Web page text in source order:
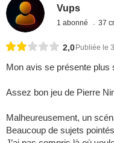
Vups
1 abonné 37
2,0 Publiée le
Mon avis se présente plus
Assez bon jeu de Pierre
Malheureusement, un
Beaucoup de sujets